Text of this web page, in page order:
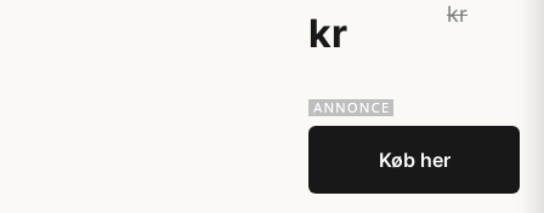
kr
kr
Køb her